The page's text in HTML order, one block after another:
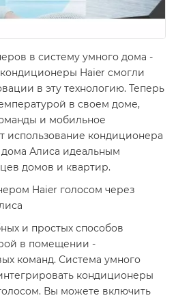
в систему умного дома -
Haier смогли
в эту технологию. Теперь
в своем доме,
и мобильное
использование кондиционера
Алиса идеальным
домов и квартир.
Haier голосом через
и простых способов
в помещении -
команд. Система умного
кондиционеры
Вы можете включить